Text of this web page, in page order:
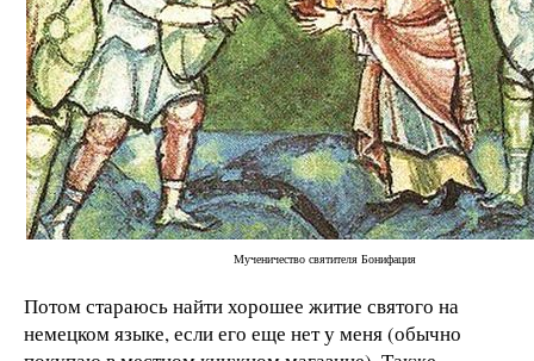
Мученичество святителя Бонифация
Потом стараюсь найти хорошее житие святого на
немецком языке, если его еще нет у меня (обычно